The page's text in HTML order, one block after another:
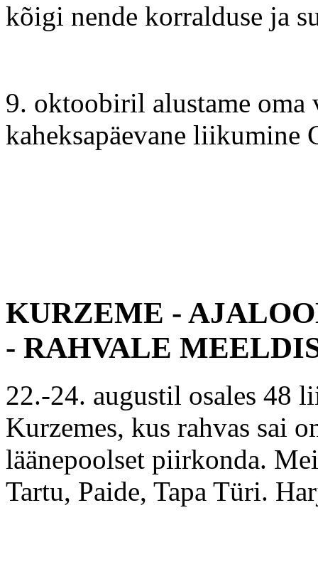
kõigi nende korralduse ja
9. oktoobiril alustame oma
kaheksapäevane
KURZEME -
- RAHVALE
22.-24. augustil osales 48
Kurzemes, kus rahvas sai
läänepoolset piirkonda.
Tartu, Paide, Tapa Türi.